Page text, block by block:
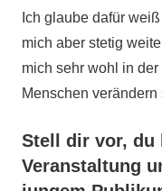
Ich glaube dafür
mich aber stetig
mich sehr wohl in
Menschen
Stell dir vor, du
Veranstaltung